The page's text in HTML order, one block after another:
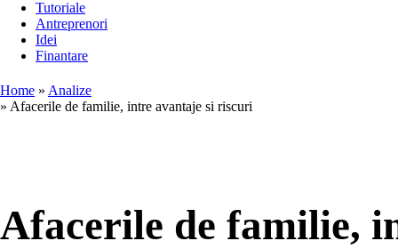
Tutoriale
Antreprenori
Idei
Finantare
Home » Analize
» Afacerile de familie, intre avantaje si riscuri
Afacerile de familie,